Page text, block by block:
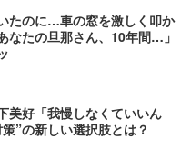
たのに…車の窓を激しく叩か
なたの旦那さん、10年間…」
美好「我慢しなくていいん
”の新しい選択肢とは？